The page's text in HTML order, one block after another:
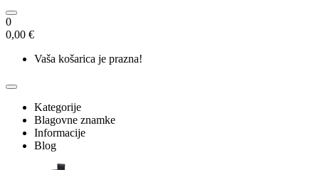
0
0,00 €
Vaša košarica je prazna!
Kategorije
Blagovne znamke
Informacije
Blog